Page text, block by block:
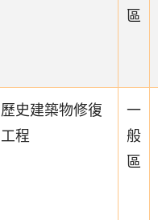
區
歷史建築物修復
工程
一
般
區